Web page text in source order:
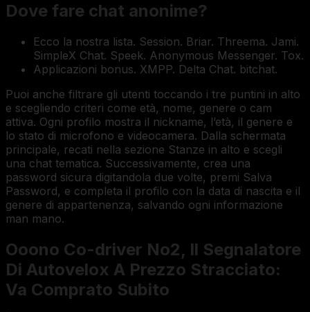
Dove fare chat anonime?
Ecco la nostra lista. Session. Briar. Threema. Jami.
SimpleX Chat. Speek. Anonymous Messenger. Tox.
Applicazioni bonus. XMPP. Delta Chat. bitchat.
Puoi anche filtrare gli utenti toccando i tre puntini in alto
e scegliendo criteri come età, nome, genere o cam
attiva. Ogni profilo mostra il nickname, l’età, il genere e
lo stato di microfono e videocamera. Dalla schermata
principale, recati nella sezione Stanze in alto e scegli
una chat tematica. Successivamente, crea una
password sicura digitandola due volte, premi Salva
Password, e completa il profilo con la data di nascita e il
genere di appartenenza, salvando ogni informazione
man mano.
Ooono Co-driver No2, Il Segnalatore
Di Autovelox A Prezzo Stracciato:
Va Comprato Subito